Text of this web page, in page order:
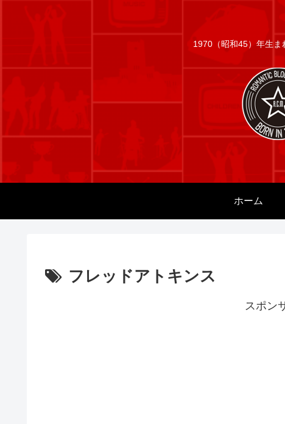
1970（昭和45）年生ま
ホーム
フレッドアトキンス
スポン